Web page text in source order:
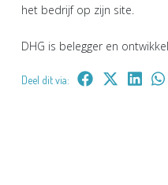
het bedrijf op zijn site.
DHG is belegger en
Deel dit via: